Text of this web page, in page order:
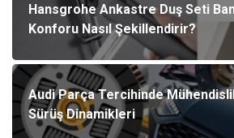
Hansgrohe Ankastre Duş Seti
Konforu Nasıl Şekillendirir?
Audi Parça Tercihinde
Sürüş Dinamikleri